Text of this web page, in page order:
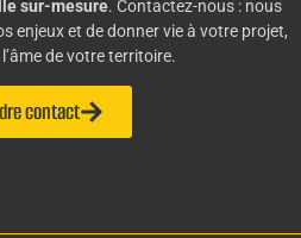
sur-mesure. Contactez-nous : nous
enjeux et de donner vie à votre projet,
de votre territoire.
contact